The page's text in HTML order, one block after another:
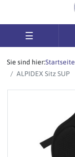
☰
Sie sind hier:Startseite
ALPIDEX Sitz SUP